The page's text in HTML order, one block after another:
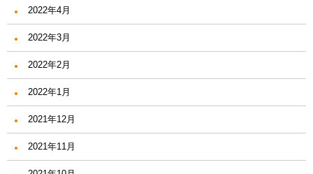
2022年4月
2022年3月
2022年2月
2022年1月
2021年12月
2021年11月